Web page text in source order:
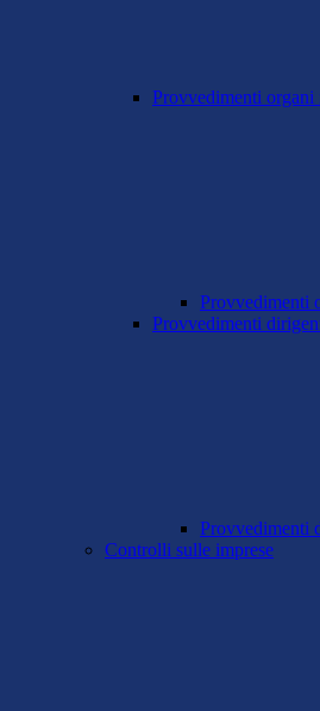
Provvedimenti
Provvedimenti
Provvedimenti
Provvedimenti
Controlli sulle imprese